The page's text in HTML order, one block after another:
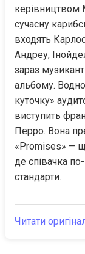
керівництвом
сучасну
входять
Андреу,
зараз
альбому.
куточку»
виступить
Перро. Вона
«Promises» —
де співачка
стандарти.
Читати